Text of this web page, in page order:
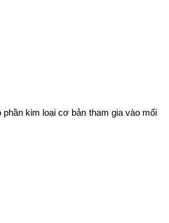
kim loại cơ bản tham gia vào mối